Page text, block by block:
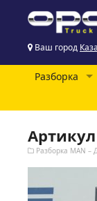
Ваш город
Разборка
Разборка MAN –